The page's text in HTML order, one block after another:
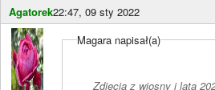
Agatorek22:47, 09 sty 2022
Magara napisał(a)
Zdjęcia z wiosny i lata